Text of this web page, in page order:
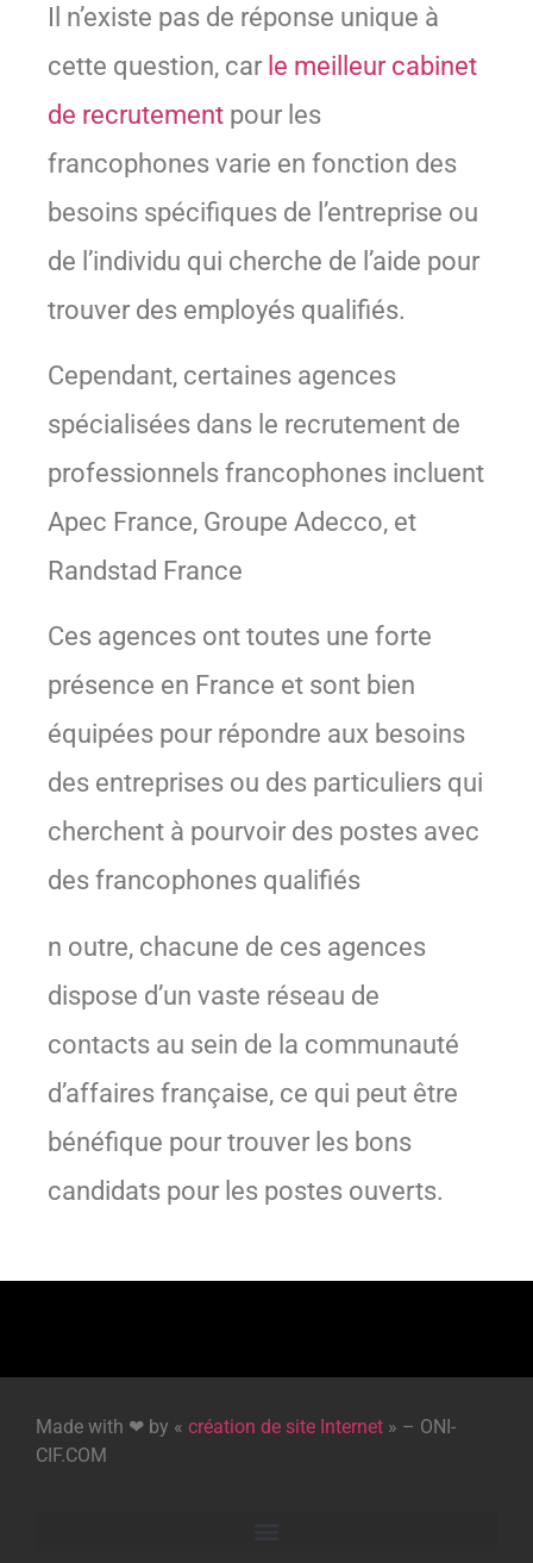
Il n’existe pas de réponse unique à
cette question, car le meilleur cabinet
de recrutement pour les
francophones varie en fonction des
besoins spécifiques de l’entreprise ou
de l’individu qui cherche de l’aide pour
trouver des employés qualifiés.
Cependant, certaines agences
spécialisées dans le recrutement de
professionnels francophones incluent
Apec France, Groupe Adecco, et
Randstad France
Ces agences ont toutes une forte
présence en France et sont bien
équipées pour répondre aux besoins
des entreprises ou des particuliers qui
cherchent à pourvoir des postes avec
des francophones qualifiés
n outre, chacune de ces agences
dispose d’un vaste réseau de
contacts au sein de la communauté
d’affaires française, ce qui peut être
bénéfique pour trouver les bons
candidats pour les postes ouverts.
Made with ❤ by « création de site Internet » – ONI-
CIF.COM